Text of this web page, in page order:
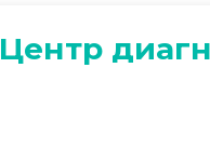
Центр